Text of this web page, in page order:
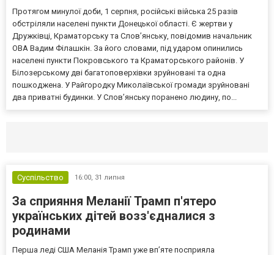
Протягом минулої доби, 1 серпня, російські війська 25 разів
обстріляли населені пункти Донецької області. Є жертви у
Дружківці, Краматорську та Слов’янську, повідомив начальник
ОВА Вадим Філашкін. За його словами, під ударом опинились
населені пункти Покровського та Краматорського районів. У
Білозерському дві багатоповерхівки зруйновані та одна
пошкоджена. У Райгородку Миколаївської громади зруйновані
два приватні будинки. У Слов’янську поранено людину, по...
Суспільство 16:00, 31 липня
За сприяння Меланії Трамп п'ятеро
українських дітей возз'єдналися з
родинами
Перша леді США Меланія Трамп уже впʼяте посприяла